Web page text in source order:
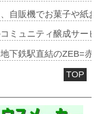
自販機でお菓子や
コミュニティ醸成サ
下鉄駅直結のZEB=
TOP